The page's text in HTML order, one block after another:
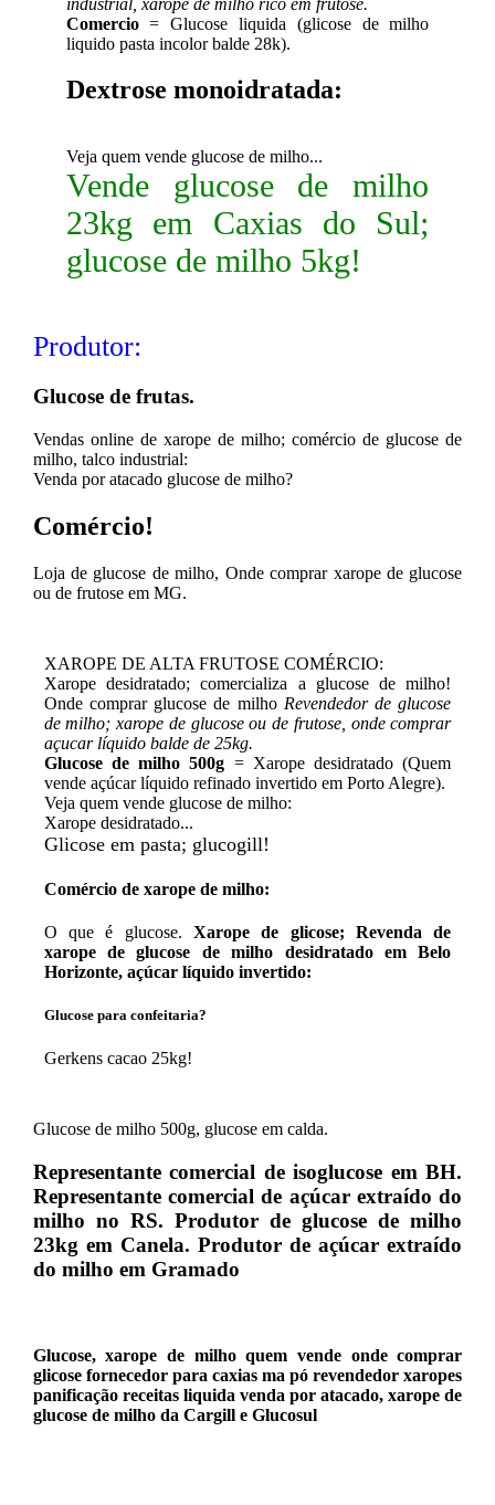
Comercio= Glucose liquida (glicose de milho
liquido pasta incolor balde 28k).
Dextrose monoidratada:
Veja quem vende glucose de milho...
Vende glucose de milho
23kg em Caxias do Sul;
glucose de milho 5kg!
Produtor:
Glucose de frutas.
Vendas online de xarope de milho; comércio de glucose de
milho, talco industrial:
Venda por atacado glucose de milho?
Comércio!
Loja de glucose de milho, Onde comprar xarope de glucose
ou de frutose em MG.
XAROPE DE ALTA FRUTOSE COMÉRCIO:
Xarope desidratado; comercializa a glucose de milho!
Onde comprar glucose de milho Revendedor de glucose
de milho; xarope de glucose ou de frutose, onde comprar
açucar líquido balde de 25kg.
Glucose de milho 500g = Xarope desidratado (Quem
vende açúcar líquido refinado invertido em Porto Alegre).
Veja quem vende glucose de milho:
Xarope desidratado...
Glicose em pasta; glucogill!
Comércio de xarope de milho:
O que é glucose. Xarope de glicose; Revenda de
xarope de glucose de milho desidratado em Belo
Horizonte, açúcar líquido invertido:
Glucose para confeitaria?
Gerkens cacao 25kg!
Glucose de milho 500g, glucose em calda.
Representante comercial de isoglucose em BH.
Representante comercial de açúcar extraído do
milho no RS. Produtor de glucose de milho
23kg em Canela. Produtor de açúcar extraído
do milho em Gramado
Glucose, xarope de milho quem vende onde comprar
glicose fornecedor para caxias ma pó revendedor xaropes
panificação receitas liquida venda por atacado, xarope de
glucose de milho da Cargill e Glucosul